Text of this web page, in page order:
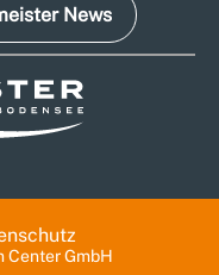
News
Center GmbH